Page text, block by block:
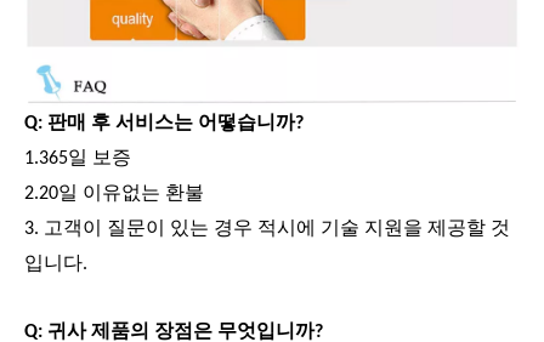
Q: 판매 후 서비스는 어떻습니까?
1.365일 보증
2.20일 이유없는 환불
3. 고객이 질문이 있는 경우 적시에 기술 지원을 제공할 것
입니다.
Q: 귀사 제품의 장점은 무엇입니까?